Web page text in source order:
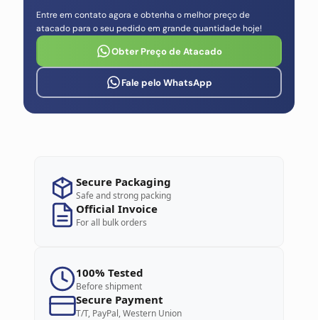
Entre em contato agora e obtenha o melhor preço de
atacado para o seu pedido em grande quantidade hoje!
Obter Preço de Atacado
Fale pelo WhatsApp
Secure Packaging
Safe and strong packing
Official Invoice
For all bulk orders
100% Tested
Before shipment
Secure Payment
T/T, PayPal, Western Union